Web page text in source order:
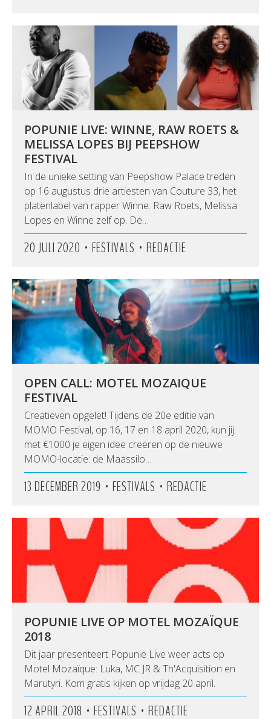
POPUNIE LIVE: WINNE, RAW ROETS &
MELISSA LOPES BIJ PEEPSHOW
FESTIVAL
In de unieke setting van Peepshow Palace treden
op 16 augustus drie artiesten van Couture 33, het
platenlabel van rapper Winne: Raw Roets, Melissa
Lopes en Winne zelf op. De…
20 JULI 2020 • FESTIVALS • REDACTIE
OPEN CALL: MOTEL MOZAIQUE
FESTIVAL
Creatieven opgelet! Tijdens de 20e editie van
MOMO Festival, op 16, 17 en 18 april 2020, kun jij
met €1000 je eigen idee creëren op de nieuwe
MOMO-locatie: de Maassilo…
13 DECEMBER 2019 • FESTIVALS • REDACTIE
POPUNIE LIVE OP MOTEL MOZAÏQUE
2018
Dit jaar presenteert Popunie Live weer acts op
Motel Mozaïque: Luka, MC JR & Th'Acquisition en
Marutyri. Kom gratis kijken op vrijdag 20 april.
12 APRIL 2018 • FESTIVALS • REDACTIE